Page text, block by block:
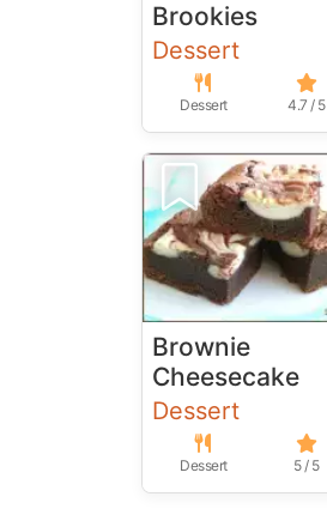
Brookies
Dessert
Dessert 4.7 / 5
Brownie
Cheesecake
Dessert
Dessert 5 / 5